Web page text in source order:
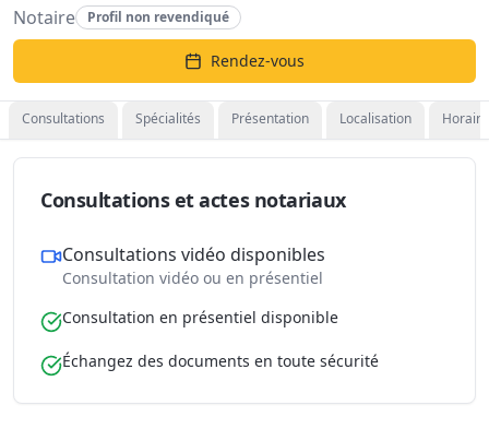
Notaire Profil non revendiqué
Rendez-vous
Consultations Spécialités Présentation Localisation
Consultations et actes notariaux
Consultations vidéo disponibles
Consultation vidéo ou en présentiel
Consultation en présentiel disponible
Échangez des documents en toute sécurité